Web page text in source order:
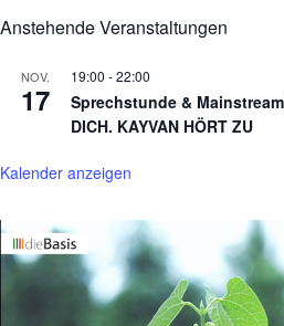
Anstehende Veranstaltungen
NOV.
17
19:00 -22:00
Sprechstunde &
DICH. KAYVAN HÖRT ZU
Kalender anzeigen